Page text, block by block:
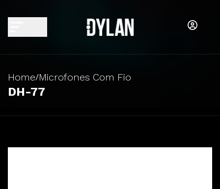
Home/Microfones Com Fio
DH-77